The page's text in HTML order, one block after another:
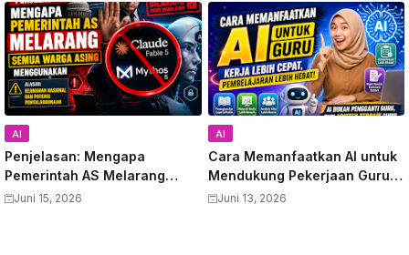
AI
Penjelasan: Mengapa
Pemerintah AS Melarang
Semua Warga Asing
Juni 15, 2026
AI
Cara Memanfaatkan AI untuk
Mendukung Pekerjaan Guru:
Panduan Lengkap
Juni 13, 2026